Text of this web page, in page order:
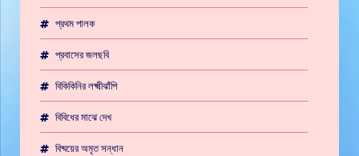
প্রথম পালক
প্রবাসের জলছবি
বিকিকিনির লক্ষ্মীঝাঁপি
বিবিধের মাঝে দেখ
বিষ্ময়ের অমৃত সন্ধান